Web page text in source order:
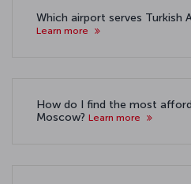
Which airport serves Turkish
Learn more
How do I find the most
Moscow? Learn more